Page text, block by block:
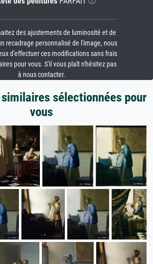
des ajustements de luminosité et de
recadrage personnalisé de l'image, nous
d'effectuer ces modifications sans frais
pour vous. S'il vous plaît n'hésitez pas
à nous contacter.
sélectionnées pour
vous